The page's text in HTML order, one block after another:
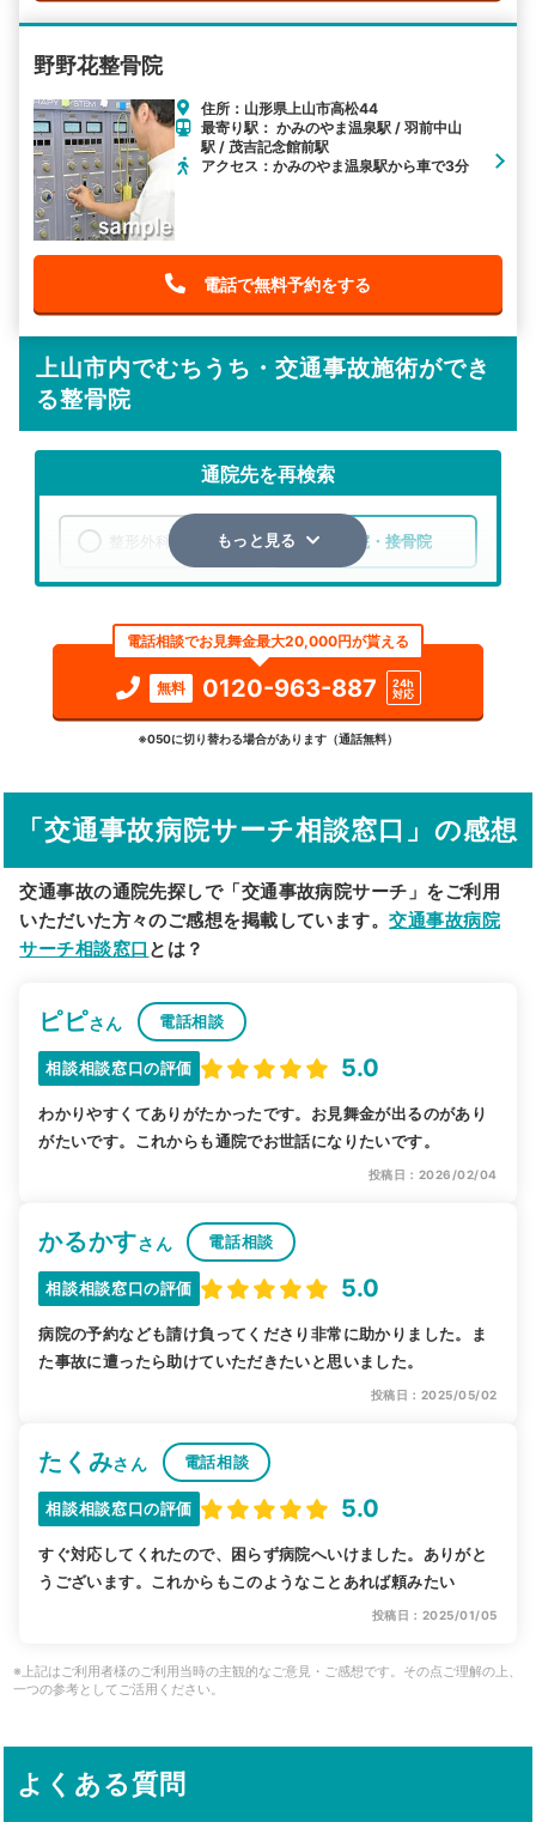
野野花整骨院
住所：山形県上山市高松44
最寄り駅： かみのやま温泉駅 / 羽前中山
駅 / 茂吉記念館前駅
アクセス：かみのやま温泉駅から車で3分
電話で無料予約をする
上山市内でむちうち・交通事故施術ができ
る整骨院
通院先を再検索
整形外科 整骨院・接骨院
検索する
詳細条件で絞り込む
駅から探す 院名から探す
もっと見る
電話相談でお見舞金最大20,000円が貰える
無料 0120-963-887
24h
対応
※050に切り替わる場合があります（通話無料）
「交通事故病院サーチ相談窓口」の感想
交通事故の通院先探しで「交通事故病院サーチ」をご利用
いただいた方々のご感想を掲載しています。交通事故病院
サーチ相談窓口 とは？
ピピさん 電話相談
相談相談窓口の評価 5.0
わかりやすくてありがたかったです。お見舞金が出るのがあり
がたいです。これからも通院でお世話になりたいです。
投稿日：2026/02/04
かるかすさん 電話相談
相談相談窓口の評価 5.0
病院の予約なども請け負ってくださり非常に助かりました。ま
た事故に遭ったら助けていただきたいと思いました。
投稿日：2025/05/02
たくみさん 電話相談
相談相談窓口の評価 5.0
すぐ対応してくれたので、困らず病院へいけました。ありがと
うございます。これからもこのようなことあれば頼みたい
投稿日：2025/01/05
※上記はご利用者様のご利用当時の主観的なご意見・ご感想です。その点ご理解の上、
一つの参考としてご活用ください。
よくある質問